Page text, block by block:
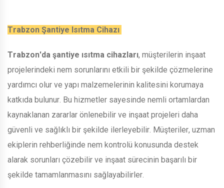
Trabzon Şantiye Isıtma Cihazı
Trabzon'da şantiye ısıtma cihazları, müşterilerin inşaat
projelerindeki nem sorunlarını etkili bir şekilde çözmelerine
yardımcı olur ve yapı malzemelerinin kalitesini korumaya
katkıda bulunur. Bu hizmetler sayesinde nemli ortamlardan
kaynaklanan zararlar önlenebilir ve inşaat projeleri daha
güvenli ve sağlıklı bir şekilde ilerleyebilir. Müşteriler, uzman
ekiplerin rehberliğinde nem kontrolü konusunda destek
alarak sorunları çözebilir ve inşaat sürecinin başarılı bir
şekilde tamamlanmasını sağlayabilirler.